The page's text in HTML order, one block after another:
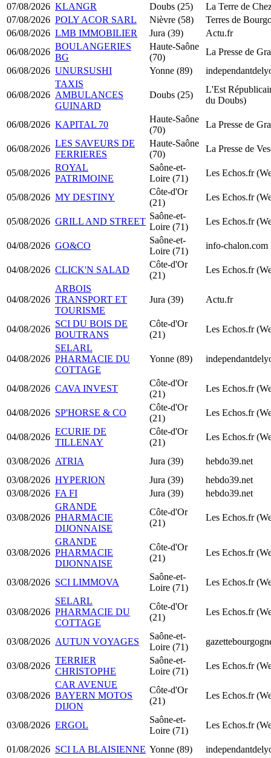
07/08/2026 KLANGR Doubs (25)
La Terre de
07/08/2026 POLY ACOR SARL Nièvre (58)
Terres de
06/08/2026 LMB IMMOBILIER Jura (39)
Actu.fr
06/08/2026
BOULANGERIES
BG
Haute-Saône
(70)
La Presse de
06/08/2026 UNURSUSHI Yonne (89)
06/08/2026
TAXIS
AMBULANCES
GUINARD
Doubs (25)
L'Est
du Doubs)
06/08/2026 KAPITAL 70
Haute-Saône
(70)
La Presse de
06/08/2026
LES SAVEURS DE
FERRIERES
Haute-Saône
(70)
La Presse de
05/08/2026
ROYAL
PATRIMOINE
Saône-et-
Loire (71)
Les Echos.fr
05/08/2026 MY DESTINY
Côte-d'Or
(21)
Les Echos.fr
05/08/2026 GRILL AND STREET
Saône-et-
Loire (71)
Les Echos.fr
04/08/2026 GO&CO
Saône-et-
Loire (71)
info-chalon.com
04/08/2026 CLICK'N SALAD
Côte-d'Or
(21)
Les Echos.fr
04/08/2026
ARBOIS
TRANSPORT ET
TOURISME
Jura (39) Actu.fr
04/08/2026
SCI DU BOIS DE
BOUTRANS
Côte-d'Or
(21)
Les Echos.fr
04/08/2026
SELARL
PHARMACIE DU
COTTAGE
Yonne (89)
04/08/2026 CAVA INVEST
Côte-d'Or
(21)
Les Echos.fr
04/08/2026 SP'HORSE & CO
Côte-d'Or
(21)
Les Echos.fr
04/08/2026
ECURIE DE
TILLENAY
Côte-d'Or
(21)
Les Echos.fr
03/08/2026 ATRIA Jura (39)
hebdo39.net
03/08/2026 HYPERION Jura (39)
hebdo39.net
03/08/2026 FA FI Jura (39) hebdo39.net
03/08/2026
GRANDE
PHARMACIE
DIJONNAISE
Côte-d'Or
(21)
Les Echos.fr
03/08/2026
GRANDE
PHARMACIE
DIJONNAISE
Côte-d'Or
(21)
Les Echos.fr
03/08/2026 SCI LIMMOVA
Saône-et-
Loire (71)
Les Echos.fr
03/08/2026
SELARL
PHARMACIE DU
COTTAGE
Côte-d'Or
(21)
Les Echos.fr
03/08/2026 AUTUN VOYAGES
Saône-et-
Loire (71)
03/08/2026
TERRIER
CHRISTOPHE
Saône-et-
Loire (71)
Les Echos.fr
03/08/2026
CAR AVENUE
BAYERN MOTOS
DIJON
Côte-d'Or
(21)
Les Echos.fr
03/08/2026 ERGOL
Saône-et-
Loire (71)
Les Echos.fr
01/08/2026 SCI LA BLAISIENNE Yonne (89)